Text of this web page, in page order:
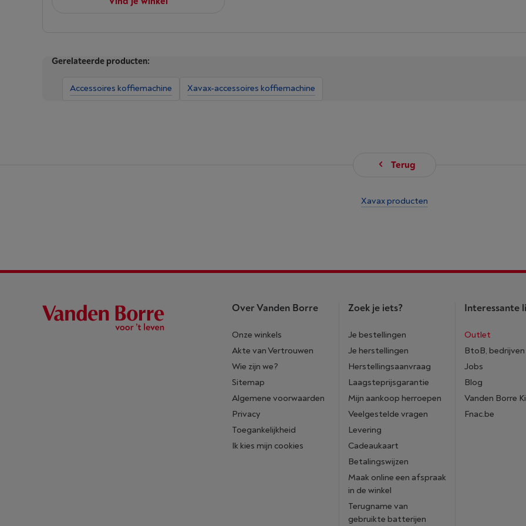
Gerelateerde producten:
Accessoires koffiemachine Xavax-accessoires koffiemachine
Terug
Xavax producten
Over Vanden Borre
Onze winkels
Akte van Vertrouwen
Wie zijn we?
Sitemap
Algemene voorwaarden
Privacy
Toegankelijkheid
Ik kies mijn cookies
Zoek je iets?
Je bestellingen
Je herstellingen
Herstellingsaanvraag
Laagsteprijsgarantie
Mijn aankoop herroepen
Veelgestelde vragen
Levering
Cadeaukaart
Betalingswijzen
Maak online een afspraak
in de winkel
Terugname van
gebruikte batterijen
Interessante
Outlet
BtoB, bedrijven
Jobs
Blog
Vanden Borre
Fnac.be